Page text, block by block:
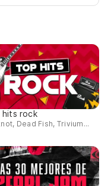
hits rock
Dead Fish, Trivium...